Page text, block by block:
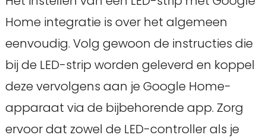
Home integratie is over het algemeen
eenvoudig. Volg gewoon de instructies die
bij de LED-strip worden geleverd en koppel
deze vervolgens aan je Google Home-
apparaat via de bijbehorende app. Zorg
ervoor dat zowel de LED-controller als je